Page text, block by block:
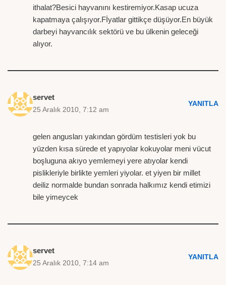
ithalat?Besici hayvanını kestiremiyor.Kasap ucuza
kapatmaya çalışıyor.Fİyatlar gittikçe düşüyor.En büyük
darbeyi hayvancılık sektörü ve bu ülkenin geleceği
alıyor.
servet
25 Aralık 2010, 7:12 am
YANITLA
gelen angusları yakından gördüm testisleri yok bu
yüzden kısa sürede et yapıyolar kokuyolar meni vücut
boşluguna akıyo yemlemeyi yere atıyolar kendi
pislikleriyle birlikte yemleri yiyolar. et yiyen bir millet
deiliz normalde bundan sonrada halkımız kendi etimizi
bile yimeycek
servet
25 Aralık 2010, 7:14 am
YANITLA